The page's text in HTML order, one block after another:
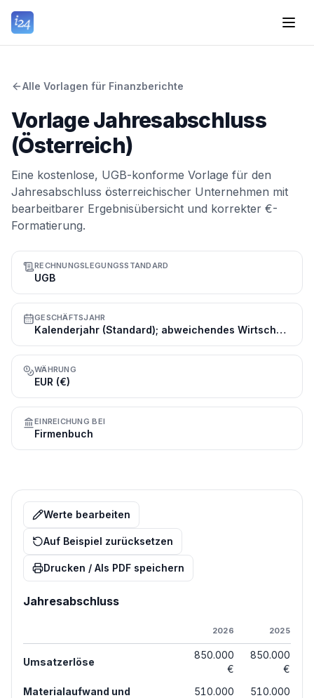
Alle Vorlagen für Finanzberichte
Vorlage Jahresabschluss
(Österreich)
Eine kostenlose, UGB-konforme Vorlage für den
Jahresabschluss österreichischer Unternehmen mit
bearbeitbarer Ergebnisübersicht und korrekter €-
Formatierung.
RECHNUNGSLEGUNGSSTANDARD
UGB
GESCHÄFTSJAHR
Kalenderjahr (Standard); abweichendes Wirtschaftsjahr möglich
WÄHRUNG
EUR (€)
EINREICHUNG BEI
Firmenbuch
Werte bearbeiten
Auf Beispiel zurücksetzen
Drucken / Als PDF speichern
Jahresabschluss
2026 2025
Umsatzerlöse
850.000
€
850.000
€
Materialaufwand und
510.000
510.000